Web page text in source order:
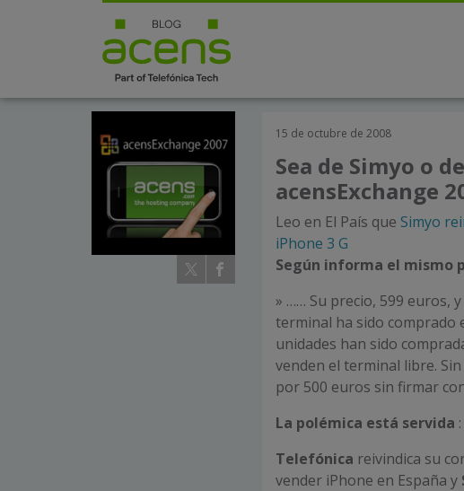
15 de octubre de 2008
Sea de Simyo o
acensExchange
Leo en El País que Simyo
iPhone 3 G
Según informa el mismo
» …… Su precio, 599 euros,
terminal ha sido comprado
unidades han sido
venden el terminal libre.
por 500 euros sin firmar
La polémica está servida :
Telefónica reivindica su
vender iPhone en España y